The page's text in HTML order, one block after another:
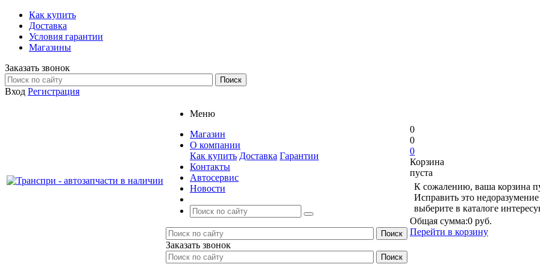
Как купить
Доставка
Условия гарантии
Магазины
Заказать звонок
Вход Регистрация
Меню
Магазин
О компании
Как купить Доставка Гарантии
Контакты
Автосервис
Новости
Заказать звонок
0
0
0
Корзина
пуста
К сожалению, ваша корзина
Исправить это
выберите в каталоге
Общая сумма:0 руб.
Перейти в корзину